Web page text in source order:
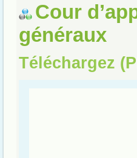
Cour
généraux
Téléchargez